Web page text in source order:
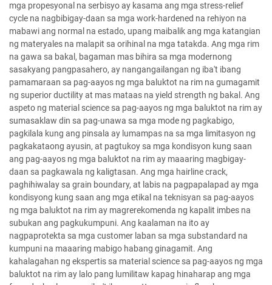
mga propesyonal na serbisyo ay kasama ang mga stress-relief
cycle na nagbibigay-daan sa mga work-hardened na rehiyon na
mabawi ang normal na estado, upang maibalik ang mga katangian
ng materyales na malapit sa orihinal na mga tatakda. Ang mga rim
na gawa sa bakal, bagaman mas bihira sa mga modernong
sasakyang pangpasahero, ay nangangailangan ng iba't ibang
pamamaraan sa pag-aayos ng mga baluktot na rim na gumagamit
ng superior ductility at mas mataas na yield strength ng bakal. Ang
aspeto ng material science sa pag-aayos ng mga baluktot na rim ay
sumasaklaw din sa pag-unawa sa mga mode ng pagkabigo,
pagkilala kung ang pinsala ay lumampas na sa mga limitasyon ng
pagkakataong ayusin, at pagtukoy sa mga kondisyon kung saan
ang pag-aayos ng mga baluktot na rim ay maaaring magbigay-
daan sa pagkawala ng kaligtasan. Ang mga hairline crack,
paghihiwalay sa grain boundary, at labis na pagpapalapad ay mga
kondisyong kung saan ang mga etikal na teknisyan sa pag-aayos
ng mga baluktot na rim ay magrerekomenda ng kapalit imbes na
subukan ang pagkukumpuni. Ang kaalaman na ito ay
nagpaprotekta sa mga customer laban sa mga substandard na
kumpuni na maaaring mabigo habang ginagamit. Ang
kahalagahan ng ekspertis sa material science sa pag-aayos ng mga
baluktot na rim ay lalo pang lumilitaw kapag hinaharap ang mga